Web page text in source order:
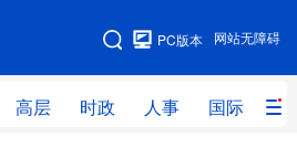
网站无障碍
PC版本
高层 时政 人事 国际 财
网站地图